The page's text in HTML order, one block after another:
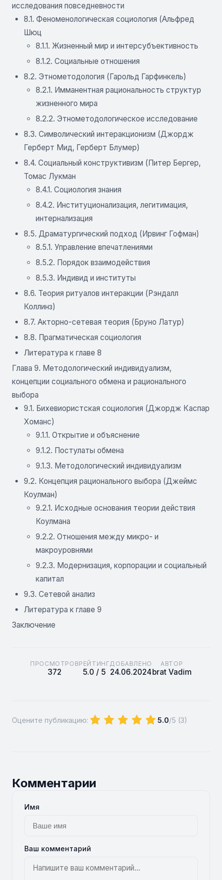
исследования повседневности
8.1. Феноменологическая социология (Альфред
Шюц
8.1.1. Жизненный мир и интерсубъективность
8.1.2. Социальные отношения
8.2. Этнометодология (Гарольд Гарфинкель)
8.2.1. Имманентная рациональность структур
жизненного мира
8.2.2. Этнометодологическое исследование
8.3. Символический интеракционизм (Джордж
Герберт Мид, Герберт Блумер)
8.4. Социальный конструктивизм (Питер Бергер,
Томас Лукман
8.4.1. Социология знания
8.4.2. Институционализация, легитимация,
интернализация
8.5. Драматургический подход (Ирвинг Гофман)
8.5.1. Управление впечатлениями
8.5.2. Порядок взаимодействия
8.5.3. Индивид и институты
8.6. Теория ритуалов интеракции (Рэндалл
Коллинз)
8.7. Акторно-сетевая теория (Бруно Латур)
8.8. Прагматическая социология
Литература к главе 8
Глава 9. Методологический индивидуализм,
концепции социального обмена и рационального
выбора
9.1. Бихевиористская социология (Джордж Каспар
Хоманс)
9.1.1. Открытие и объяснение
9.1.2. Постулаты обмена
9.1.3. Методологический индивидуализм
9.2. Концепция рационального выбора (Джеймс
Коулман)
9.2.1. Исходные основания теории действия
Коулмана
9.2.2. Отношения между микро- и
макроуровнями
9.2.3. Модернизация, корпорации и социальный
капитал
9.3. Сетевой анализ
Литература к главе 9
Заключение
ПРОСМОТРОВ
372
РЕЙТИНГ
5.0 / 5
ДОБАВЛЕНО
24.06.2024
АВТОР
brat Vadim
Оцените публикацию: 5.0/5 (3)
Комментарии
Имя
Ваш комментарий